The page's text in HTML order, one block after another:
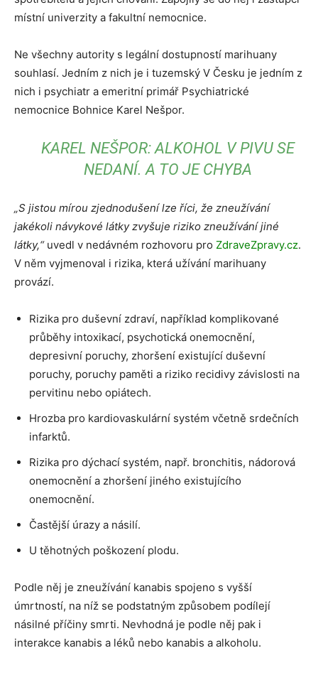
místní univerzity a fakultní nemocnice.
Ne všechny autority s legální dostupností marihuany
souhlasí. Jedním z nich je i tuzemský V Česku je jedním z
nich i psychiatr a emeritní primář Psychiatrické
nemocnice Bohnice Karel Nešpor.
KAREL NEŠPOR: ALKOHOL V PIVU SE
NEDANÍ. A TO JE CHYBA
„S jistou mírou zjednodušení lze říci, že zneužívání
jakékoli návykové látky zvyšuje riziko zneužívání jiné
látky,“uvedl v nedávném rozhovoru pro ZdraveZpravy.cz.
V něm vyjmenoval i rizika, která užívání marihuany
provází.
Rizika pro duševní zdraví, například komplikované
průběhy intoxikací, psychotická onemocnění,
depresivní poruchy, zhoršení existující duševní
poruchy, poruchy paměti a riziko recidivy závislosti na
pervitinu nebo opiátech.
Hrozba pro kardiovaskulární systém včetně srdečních
infarktů.
Rizika pro dýchací systém, např. bronchitis, nádorová
onemocnění a zhoršení jiného existujícího
onemocnění.
Častější úrazy a násilí.
U těhotných poškození plodu.
Podle něj je zneužívání kanabis spojeno s vyšší
úmrtností, na níž se podstatným způsobem podílejí
násilné příčiny smrti. Nevhodná je podle něj pak i
interakce kanabis a léků nebo kanabis a alkoholu.